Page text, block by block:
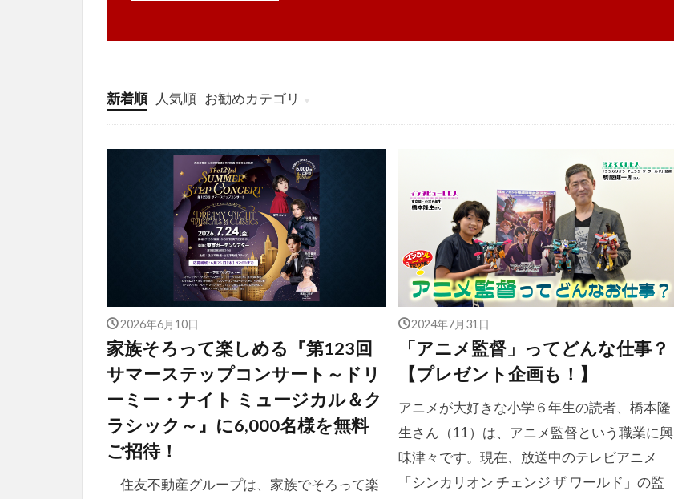
新着順 人気順 お勧めカテゴリ
投稿
学び
マンガ
電子書籍
2026年6月10日
家族そろって楽しめる『第123回
サマーステップコンサート～ドリ
ーミー・ナイト ミュージカル＆ク
ラシック～』に6,000名様を無料
ご招待！
住友不動産グループは、家族でそろって楽
2024年7月31日
「アニメ監督」ってどんな仕事？
【プレゼント企画も！】
アニメが大好きな小学６年生の読者、橋本隆
生さん（11）は、アニメ監督という職業に興
味津々です。現在、放送中のテレビアニメ
「シンカリオン チェンジ ザ ワールド」の監